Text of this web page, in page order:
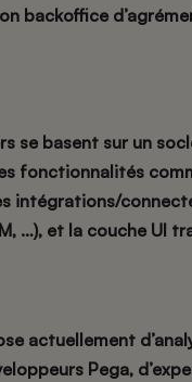
backoffice
se basent sur un
fonctionnalités
intégrations/
…), et la couche UI
actuellement
Pega,